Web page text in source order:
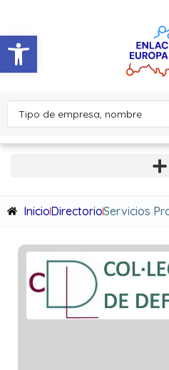
Abrir barra de herramientas
InicioDirectorioServicios